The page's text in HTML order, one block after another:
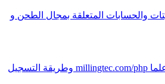
والحسابات المتعلقة بمجال الطحن و
قوانين موقع زدنى علما millingtec.com/php وطريقة التسجيل